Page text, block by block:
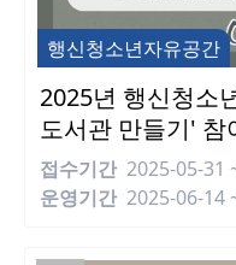
행신청소년자유공간
2025년 행신청소
도서관 만들기' 참
접수기간 2025-05-31
운영기간 2025-06-14